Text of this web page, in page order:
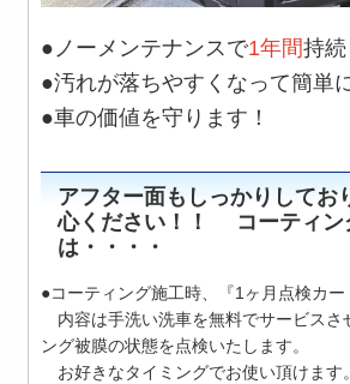
●ノーメンテナンスで1年間持続
●汚れが落ちやすくなって簡単
●車の価値を守ります！
アフター面もしっかりしてお
心ください！！ コーティン
は・・・・
●コーティング施工時、『1ヶ月点検カー
内容は手洗い洗車を無料でサービスさ
ング被膜の状態を点検いたします。
お好きなタイミングでお使い頂けます。